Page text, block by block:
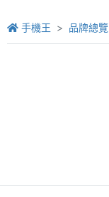
手機王 品牌總覽